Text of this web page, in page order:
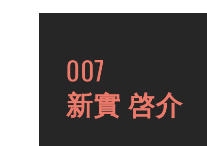
007
​新實 啓介